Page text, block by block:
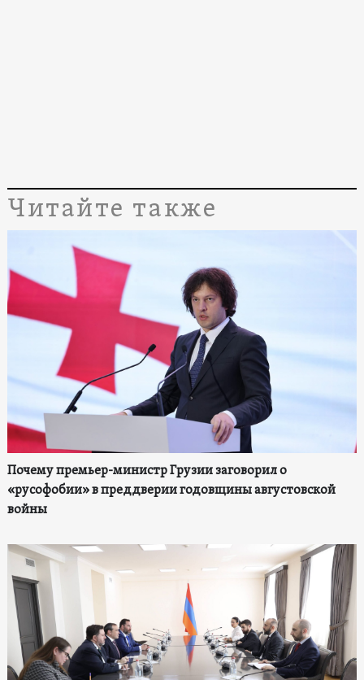
Читайте также
Почему премьер-министр Грузии заговорил о
«русофобии» в преддверии годовщины августовской
войны